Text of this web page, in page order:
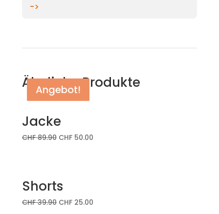
->
Ähnliche Produkte
Angebot!
Jacke
CHF89.90 CHF50.00
Angebot!
Shorts
CHF39.90 CHF25.00
Angebot!